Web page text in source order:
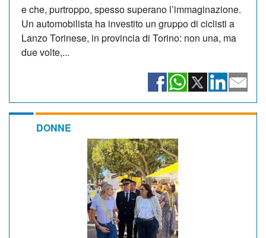
e che, purtroppo, spesso superano l’immaginazione.
Un automobilista ha investito un gruppo di ciclisti a
Lanzo Torinese, in provincia di Torino: non una, ma
due volte,...
DONNE